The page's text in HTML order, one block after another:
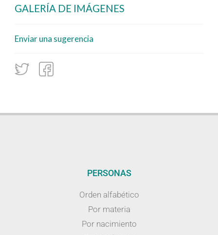
GALERÍA DE IMÁGENES
Enviar una sugerencia
PERSONAS
Orden alfabético
Por materia
Por nacimiento